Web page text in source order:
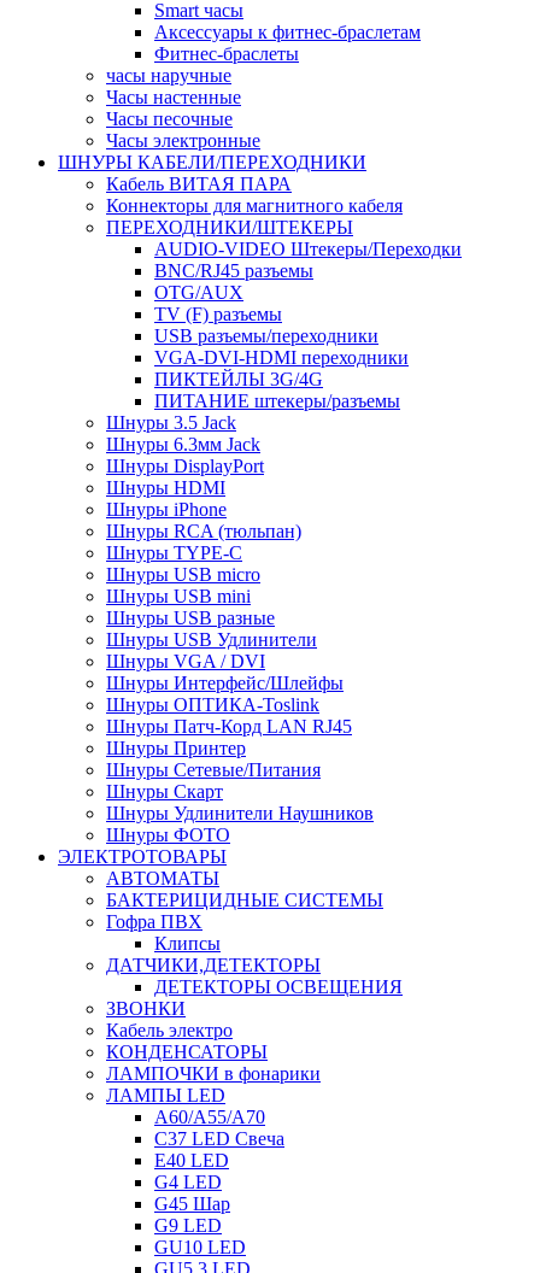
Smart часы
Аксессуары к фитнес-браслетам
Фитнес-браслеты
часы наручные
Часы настенные
Часы песочные
Часы электронные
ШНУРЫ КАБЕЛИ/ПЕРЕХОДНИКИ
Кабель ВИТАЯ ПАРА
Коннекторы для магнитного кабеля
ПЕРЕХОДНИКИ/ШТЕКЕРЫ
AUDIO-VIDEO Штекеры/Переходки
BNC/RJ45 разъемы
OTG/AUX
TV (F) разъемы
USB разъемы/переходники
VGA-DVI-HDMI переходники
ПИКТЕЙЛЫ 3G/4G
ПИТАНИЕ штекеры/разъемы
Шнуры 3.5 Jack
Шнуры 6.3мм Jack
Шнуры DisplayPort
Шнуры HDMI
Шнуры iPhone
Шнуры RCA (тюльпан)
Шнуры TYPE-C
Шнуры USB micro
Шнуры USB mini
Шнуры USB разные
Шнуры USB Удлинители
Шнуры VGA / DVI
Шнуры Интерфейс/Шлейфы
Шнуры ОПТИКА-Toslink
Шнуры Патч-Корд LAN RJ45
Шнуры Принтер
Шнуры Сетевые/Питания
Шнуры Скарт
Шнуры Удлинители Наушников
Шнуры ФОТО
ЭЛЕКТРОТОВАРЫ
АВТОМАТЫ
БАКТЕРИЦИДНЫЕ СИСТЕМЫ
Гофра ПВХ
Клипсы
ДАТЧИКИ,ДЕТЕКТОРЫ
ДЕТЕКТОРЫ ОСВЕЩЕНИЯ
ЗВОНКИ
Кабель электро
КОНДЕНСАТОРЫ
ЛАМПОЧКИ в фонарики
ЛАМПЫ LED
A60/A55/A70
C37 LED Свеча
E40 LED
G4 LED
G45 Шар
G9 LED
GU10 LED
GU5.3 LED